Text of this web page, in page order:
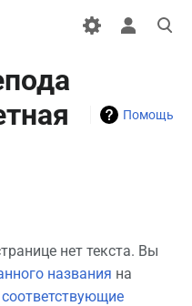
Открыть
поиск
Помощь
нет текста. Вы
названия на